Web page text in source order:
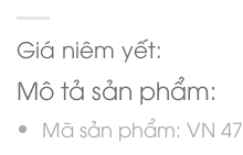
Giá niêm yết:
Mô tả sản phẩm:
Mã sản phẩm: VN 47